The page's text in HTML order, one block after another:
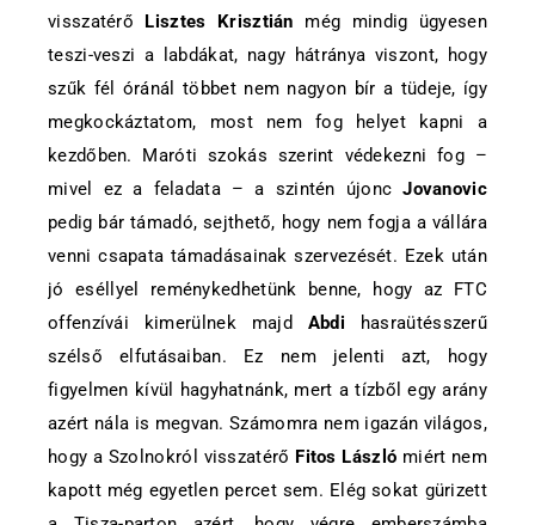
visszatérő Lisztes Krisztián még mindig ügyesen
teszi-veszi a labdákat, nagy hátránya viszont, hogy
szűk fél óránál többet nem nagyon bír a tüdeje, így
megkockáztatom, most nem fog helyet kapni a
kezdőben. Maróti szokás szerint védekezni fog –
mivel ez a feladata – a szintén újoncJovanovic
pedig bár támadó, sejthető, hogy nem fogja a vállára
venni csapata támadásainak szervezését. Ezek után
jó eséllyel reménykedhetünk benne, hogy az FTC
offenzívái kimerülnek majd Abdi hasraütésszerű
szélső elfutásaiban. Ez nem jelenti azt, hogy
figyelmen kívül hagyhatnánk, mert a tízből egy arány
azért nála is megvan. Számomra nem igazán világos,
hogy a Szolnokról visszatérő Fitos László miért nem
kapott még egyetlen percet sem. Elég sokat gürizett